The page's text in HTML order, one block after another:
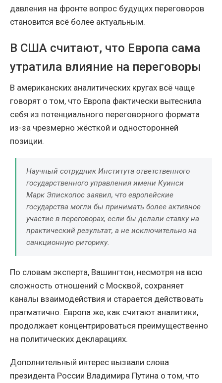
давления на фронте вопрос будущих переговоров
становится всё более актуальным.
В США считают, что Европа сама
утратила влияние на переговоры
В американских аналитических кругах всё чаще
говорят о том, что Европа фактически вытеснила
себя из потенциального переговорного формата
из-за чрезмерно жёсткой и односторонней
позиции.
Научный сотрудник Института ответственного
государственного управления имени Куинси
Марк Эпископос заявил, что европейские
государства могли бы принимать более активное
участие в переговорах, если бы делали ставку на
практический результат, а не исключительно на
санкционную риторику.
По словам эксперта, Вашингтон, несмотря на всю
сложность отношений с Москвой, сохраняет
каналы взаимодействия и старается действовать
прагматично. Европа же, как считают аналитики,
продолжает концентрироваться преимущественно
на политических декларациях.
Дополнительный интерес вызвали слова
президента России Владимира Путина о том, что